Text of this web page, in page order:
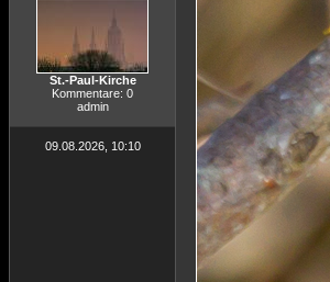
St.-Paul-Kirche
Kommentare: 0
admin
09.08.2026, 10:10